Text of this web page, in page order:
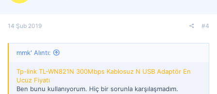
14 Şub 2019 #4
mmk' Alıntı:
Tp-link TL-WN821N 300Mbps Kablosuz N USB Adaptör En
Ucuz Fiyatı
Ben bunu kullanıyorum. Hiç bir sorunla karşılaşmadım.